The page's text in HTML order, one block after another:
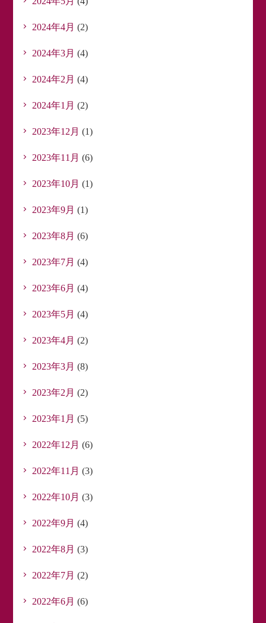
2024年4月 (2)
2024年3月 (4)
2024年2月 (4)
2024年1月 (2)
2023年12月 (1)
2023年11月 (6)
2023年10月 (1)
2023年9月 (1)
2023年8月 (6)
2023年7月 (4)
2023年6月 (4)
2023年5月 (4)
2023年4月 (2)
2023年3月 (8)
2023年2月 (2)
2023年1月 (5)
2022年12月 (6)
2022年11月 (3)
2022年10月 (3)
2022年9月 (4)
2022年8月 (3)
2022年7月 (2)
2022年6月 (6)